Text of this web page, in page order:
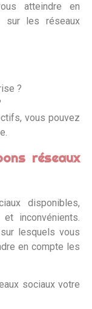
atteindre en
sur les réseaux
?
vous pouvez
réseaux
disponibles,
inconvénients.
lesquels vous
en compte les
sociaux votre